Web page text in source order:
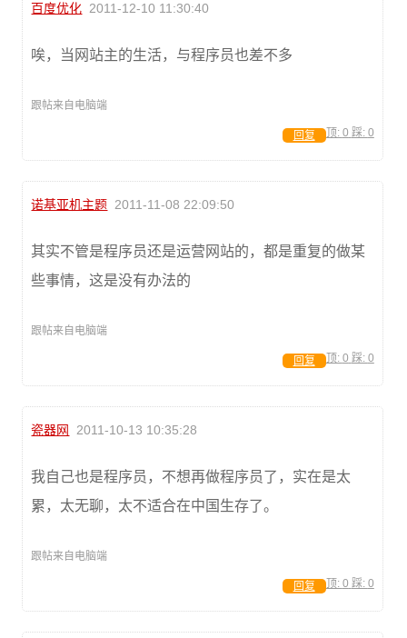
百度优化 2011-12-10 11:30:40
唉，当网站主的生活，与程序员也差不多
跟帖来自电脑端
顶: 0 踩: 0
回复
诺基亚机主题 2011-11-08 22:09:50
其实不管是程序员还是运营网站的，都是重复的做某
些事情，这是没有办法的
跟帖来自电脑端
顶: 0 踩: 0
回复
瓷器网 2011-10-13 10:35:28
我自己也是程序员，不想再做程序员了，实在是太
累，太无聊，太不适合在中国生存了。
跟帖来自电脑端
顶: 0 踩: 0
回复